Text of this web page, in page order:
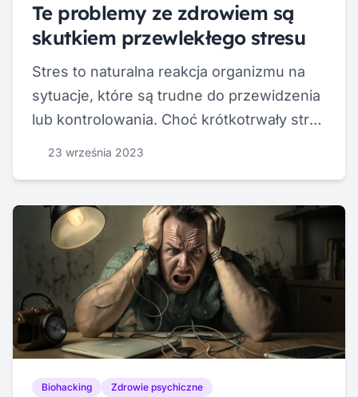
Te problemy ze zdrowiem są
skutkiem przewlekłego stresu
Stres to naturalna reakcja organizmu na
sytuacje, które są trudne do przewidzenia
lub kontrolowania. Choć krótkotrwały stres
zdrowotnych, takich jak choroby serca i
depresja.
23 września 2023
Biohacking Zdrowie psychiczne